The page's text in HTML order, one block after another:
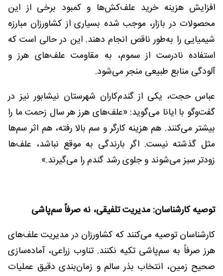
افزایش هزینه خرید علف‌کش‌ها و کمبود برخی از این
محصولات در بازار، موجب شده بسیاری از کشاورزان مبارزه
شیمیایی را به‌طور ناقص انجام دهند. این در حالی است که
استفاده نادرست از سموم، به مقاومت علف‌های هرز و
آلودگی منابع طبیعی منجر می‌شود.
عباس حجت، یکی از گندم‌کاران شهرستان نیشابور نیز در
گفت‌وگو با ایانا می‌گوید: «علف‌های هرز هر سال زحمت ما را
بیشتر می‌کنند. هم هزینه کارگر و سم بالا رفته، هم اثر سم‌ها
مثل گذشته نیست. اگر بارندگی به موقع نباشد، علف‌ها
زودتر سبز می‌شوند و جلوی رشد گندم را می‌گیرند.»
توصیه کارشناسان: مدیریت تلفیقی، نه صرفاً سم‌پاشی
کارشناسان توصیه می‌کنند که کشاورزان در مدیریت علف‌های
هرز صرفاً به سم‌پاشی تکیه نکنند. تناوب زراعی، آماده‌سازی
صحیح زمین، انتخاب بذر سالم و زمان‌بندی دقیق عملیات